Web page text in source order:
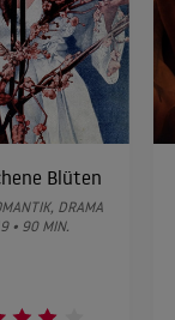
Blüten
DRAMA
• 90 MIN.